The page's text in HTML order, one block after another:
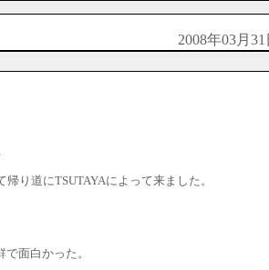
2008年03月
り道にTSUTAYAによって来ました。
面白かった。